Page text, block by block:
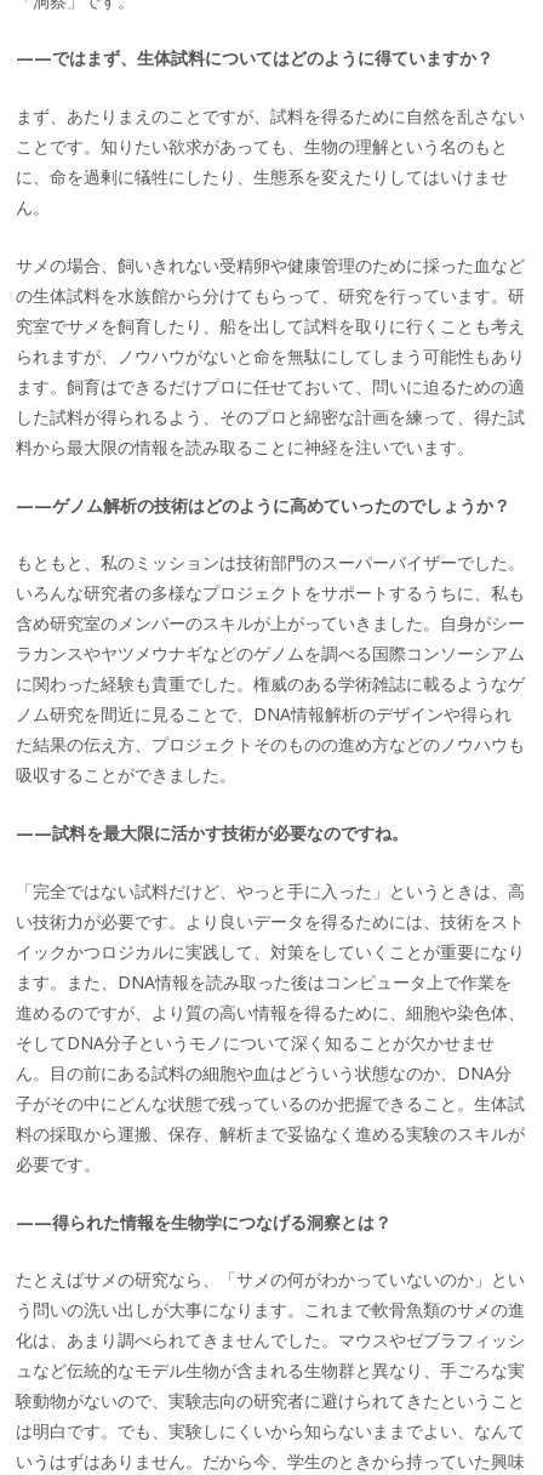
——ではまず、生体試料についてはどのように得ていますか？
まず、あたりまえのことですが、試料を得るために自然を乱さない
ことです。知りたい欲求があっても、生物の理解という名のもと
に、命を過剰に犠牲にしたり、生態系を変えたりしてはいけませ
ん。
サメの場合、飼いきれない受精卵や健康管理のために採った血など
の生体試料を水族館から分けてもらって、研究を行っています。研
究室でサメを飼育したり、船を出して試料を取りに行くことも考え
られますが、ノウハウがないと命を無駄にしてしまう可能性もあり
ます。飼育はできるだけプロに任せておいて、問いに迫るための適
した試料が得られるよう、そのプロと綿密な計画を練って、得た試
料から最大限の情報を読み取ることに神経を注いでいます。
——ゲノム解析の技術はどのように高めていったのでしょうか？
もともと、私のミッションは技術部門のスーパーバイザーでした。
いろんな研究者の多様なプロジェクトをサポートするうちに、私も
含め研究室のメンバーのスキルが上がっていきました。自身がシー
ラカンスやヤツメウナギなどのゲノムを調べる国際コンソーシアム
に関わった経験も貴重でした。権威のある学術雑誌に載るようなゲ
ノム研究を間近に見ることで、DNA情報解析のデザインや得られ
た結果の伝え方、プロジェクトそのものの進め方などのノウハウも
吸収することができました。
——試料を最大限に活かす技術が必要なのですね。
「完全ではない試料だけど、やっと手に入った」というときは、高
い技術力が必要です。より良いデータを得るためには、技術をスト
イックかつロジカルに実践して、対策をしていくことが重要になり
ます。また、DNA情報を読み取った後はコンピュータ上で作業を
進めるのですが、より質の高い情報を得るために、細胞や染色体、
そしてDNA分子というモノについて深く知ることが欠かせませ
ん。目の前にある試料の細胞や血はどういう状態なのか、DNA分
子がその中にどんな状態で残っているのか把握できること。生体試
料の採取から運搬、保存、解析まで妥協なく進める実験のスキルが
必要です。
——得られた情報を生物学につなげる洞察とは？
たとえばサメの研究なら、「サメの何がわかっていないのか」とい
う問いの洗い出しが大事になります。これまで軟骨魚類のサメの進
化は、あまり調べられてきませんでした。マウスやゼブラフィッシ
ュなど伝統的なモデル生物が含まれる生物群と異なり、手ごろな実
験動物がないので、実験志向の研究者に避けられてきたということ
は明白です。でも、実験しにくいから知らないままでよい、なんて
いうはずはありません。だから今、学生のときから持っていた興味